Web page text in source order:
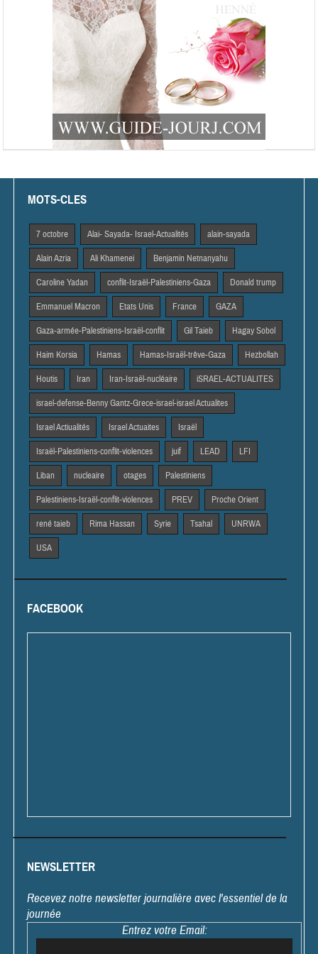
MOTS-CLES
7 octobre Alai- Sayada- Israel-Actualités alain-sayada
Alain Azria Ali Khamenei Benjamin Netnanyahu
Caroline Yadan conflit-Israël-Palestiniens-Gaza Donald trump
Emmanuel Macron Etats Unis France GAZA
Gaza-armée-Palestiniens-Israël-conflit Gil Taieb Hagay Sobol
Haim Korsia Hamas Hamas-Israël-trêve-Gaza Hezbollah
Houtis Iran Iran-Israël-nucléaire iSRAEL-ACTUALITES
israel-defense-Benny Gantz-Grece-israel-israel Actualites
Israel Actiualités Israel Actuaites Israël
Israël-Palestiniens-conflit-violences juif LEAD LFI
Liban nucleaire otages Palestiniens
Palestiniens-Israël-conflit-violences PREV Proche Orient
rené taieb Rima Hassan Syrie Tsahal UNRWA
USA
FACEBOOK
NEWSLETTER
Recevez notre newsletter journalière avec l'essentiel de la
journée
Entrez votre Email: